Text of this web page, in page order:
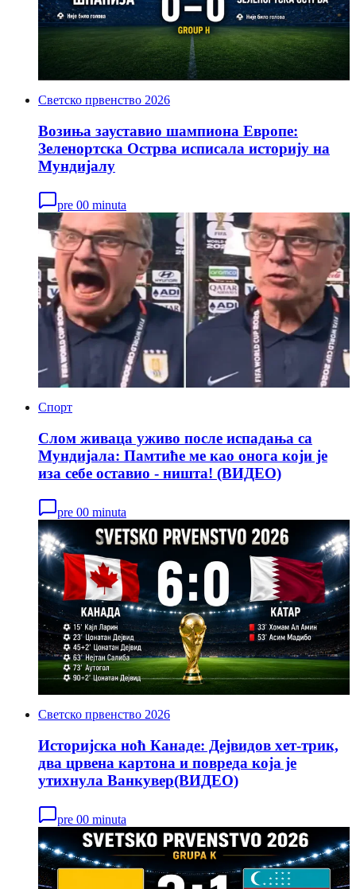
Светско првенство 2026
Возиња зауставио шампиона Европе:
Зеленортска Острва исписала историју на
Мундијалу
pre 00 minuta
Спорт
Слом живаца уживо после испадања са
Мундијала: Памтиће ме као онога који је
иза себе оставио - ништа! (ВИДЕО)
pre 00 minuta
Светско првенство 2026
Историјска ноћ Канаде: Дејвидов хет-трик,
два црвена картона и повреда која је
утихнула Ванкувер(ВИДЕО)
pre 00 minuta